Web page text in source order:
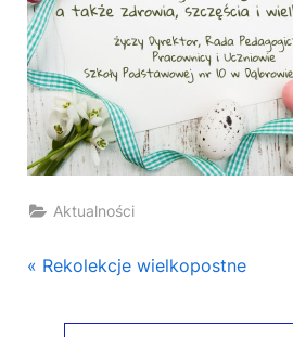
Aktualności
Nawigacja
wpisu
P
Rekolekcje wielkopostne